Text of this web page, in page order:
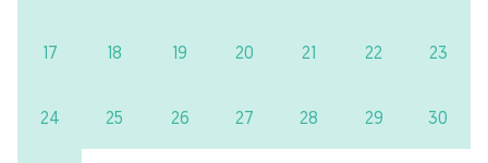
17 18 19 20 21 22 23
24 25 26 27 28 29 30